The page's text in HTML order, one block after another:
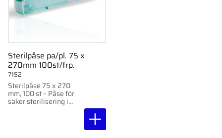
Sterilpåse pa/pl. 75 x
270mm 100st/frp.
Sterilpåse 75 x 270
mm, 100 st – Påse för
säker sterilisering i
autoklav eller med
7152